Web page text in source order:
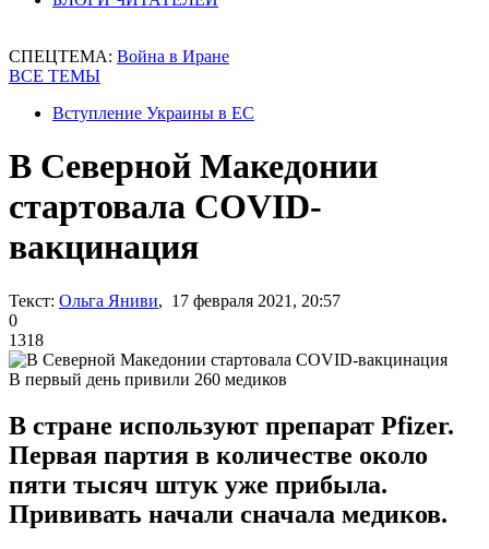
СПЕЦТЕМА: Война в Иране
ВСЕ ТЕМЫ
Вступление Украины в ЕС
В Северной Македонии
стартовала COVID-
вакцинация
Текст: Ольга Яниви, 17 февраля 2021, 20:57
0
1318
В первый день привили 260 медиков
В стране используют препарат Pfizer.
Первая партия в количестве около
пяти тысяч штук уже прибыла.
Прививать начали сначала медиков.